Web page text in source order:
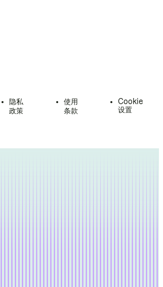
隐私
政策
使用
条款
Cookie
设置